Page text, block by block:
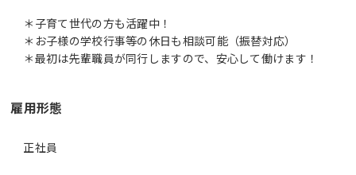
＊子育て世代の方も活躍中！
＊お子様の学校行事等の休日も相談可能（振替対応）
＊最初は先輩職員が同行しますので、安心して働けます！
雇用形態
正社員